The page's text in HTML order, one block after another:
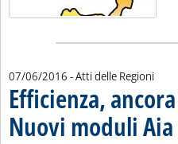
07/06/2016 - Atti delle Regioni
Efficienza,
Nuovi moduli